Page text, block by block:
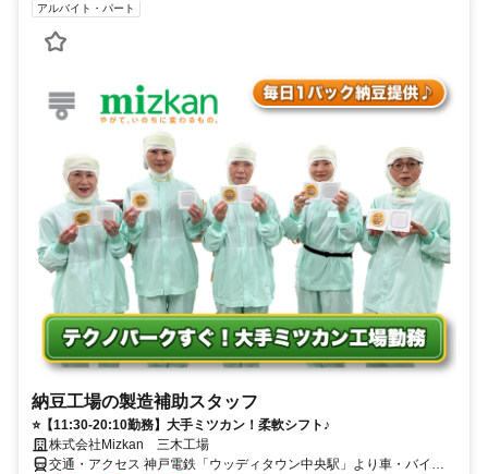
アルバイト・パート
納豆工場の製造補助スタッフ
⭐【11:30-20:10勤務】大手ミツカン！柔軟シフト♪
株式会社Mizkan 三木工場
交通・アクセス 神戸電鉄「ウッディタウン中央駅」より車・バイク